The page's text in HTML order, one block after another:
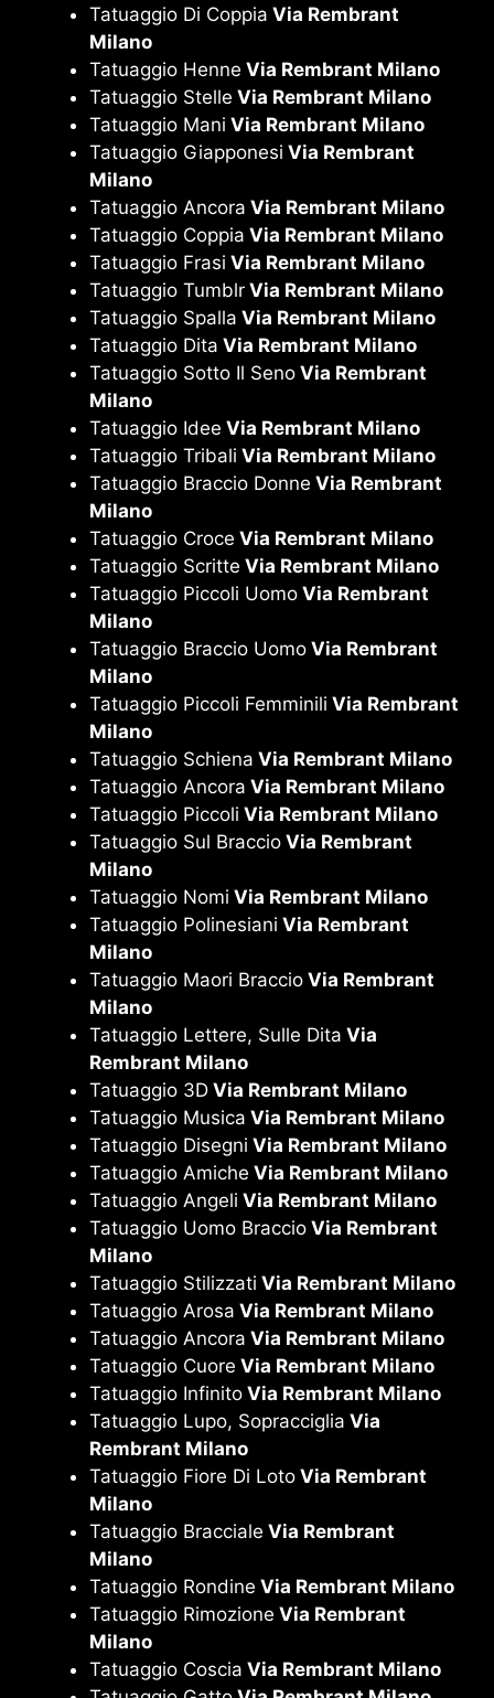
Tatuaggio Di Coppia Via Rembrant
Milano
Tatuaggio Henne Via Rembrant Milano
Tatuaggio Stelle Via Rembrant Milano
Tatuaggio Mani Via Rembrant Milano
Tatuaggio Giapponesi Via Rembrant
Milano
Tatuaggio Ancora Via Rembrant Milano
Tatuaggio Coppia Via Rembrant Milano
Tatuaggio Frasi Via Rembrant Milano
Tatuaggio Tumblr Via Rembrant Milano
Tatuaggio Spalla Via Rembrant Milano
Tatuaggio Dita Via Rembrant Milano
Tatuaggio Sotto Il Seno Via Rembrant
Milano
Tatuaggio Idee Via Rembrant Milano
Tatuaggio Tribali Via Rembrant Milano
Tatuaggio Braccio Donne Via Rembrant
Milano
Tatuaggio Croce Via Rembrant Milano
Tatuaggio Scritte Via Rembrant Milano
Tatuaggio Piccoli Uomo Via Rembrant
Milano
Tatuaggio Braccio Uomo Via Rembrant
Milano
Tatuaggio Piccoli Femminili Via Rembrant
Milano
Tatuaggio Schiena Via Rembrant Milano
Tatuaggio Ancora Via Rembrant Milano
Tatuaggio Piccoli Via Rembrant Milano
Tatuaggio Sul Braccio Via Rembrant
Milano
Tatuaggio Nomi Via Rembrant Milano
Tatuaggio Polinesiani Via Rembrant
Milano
Tatuaggio Maori Braccio Via Rembrant
Milano
Tatuaggio Lettere, Sulle Dita Via
Rembrant Milano
Tatuaggio 3D Via Rembrant Milano
Tatuaggio Musica Via Rembrant Milano
Tatuaggio Disegni Via Rembrant Milano
Tatuaggio Amiche Via Rembrant Milano
Tatuaggio Angeli Via Rembrant Milano
Tatuaggio Uomo Braccio Via Rembrant
Milano
Tatuaggio Stilizzati Via Rembrant Milano
Tatuaggio Arosa Via Rembrant Milano
Tatuaggio Ancora Via Rembrant Milano
Tatuaggio Cuore Via Rembrant Milano
Tatuaggio Infinito Via Rembrant Milano
Tatuaggio Lupo, Sopracciglia Via
Rembrant Milano
Tatuaggio Fiore Di Loto Via Rembrant
Milano
Tatuaggio Bracciale Via Rembrant
Milano
Tatuaggio Rondine Via Rembrant Milano
Tatuaggio Rimozione Via Rembrant
Milano
Tatuaggio Coscia Via Rembrant Milano